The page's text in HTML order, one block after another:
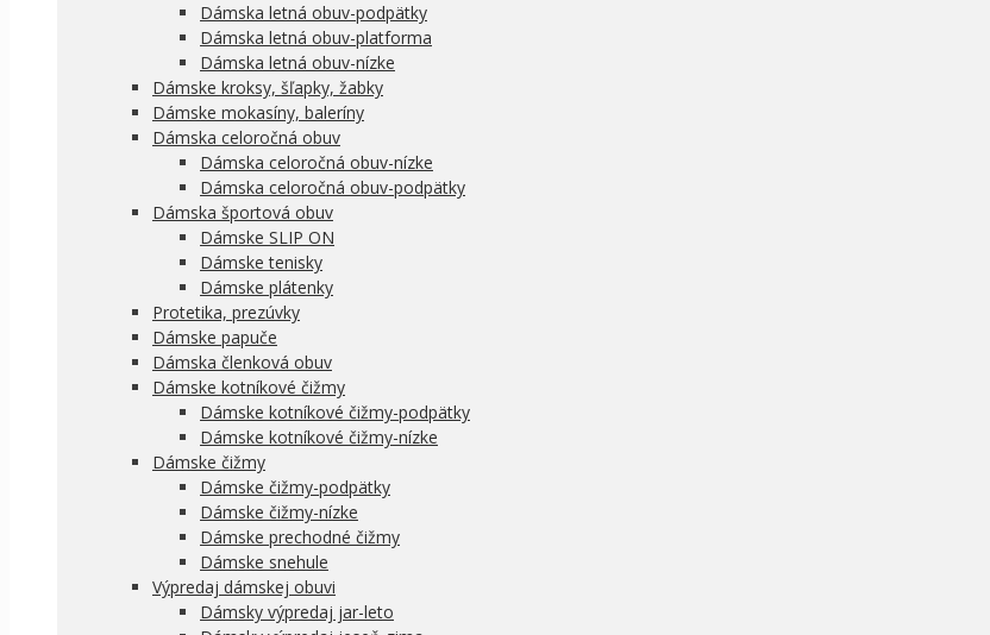
Dámska letná obuv-podpätky
Dámska letná obuv-platforma
Dámska letná obuv-nízke
Dámske kroksy, šľapky, žabky
Dámske mokasíny, baleríny
Dámska celoročná obuv
Dámska celoročná obuv-nízke
Dámska celoročná obuv-podpätky
Dámska športová obuv
Dámske SLIP ON
Dámske tenisky
Dámske plátenky
Protetika, prezúvky
Dámske papuče
Dámska členková obuv
Dámske kotníkové čižmy
Dámske kotníkové čižmy-podpätky
Dámske kotníkové čižmy-nízke
Dámske čižmy
Dámske čižmy-podpätky
Dámske čižmy-nízke
Dámske prechodné čižmy
Dámske snehule
Výpredaj dámskej obuvi
Dámsky výpredaj jar-leto